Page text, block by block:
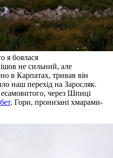
я боялася
не сильний, але
в Карпатах, тривав він
наш перехід на Заросляк.
через Шпиці
. Гори, пронизані хмарами-